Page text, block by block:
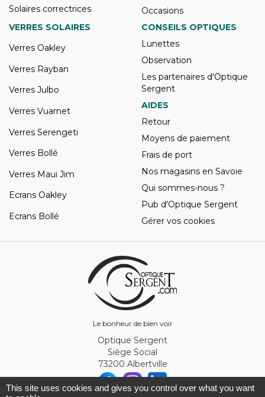
Le bonheur de bien voir
Solaires correctrices
Occasions
VERRES SOLAIRES
Verres Oakley
Verres Rayban
Verres Julbo
Verres Vuarnet
Verres Serengeti
Verres Bollé
Verres Maui Jim
Ecrans Oakley
Ecrans Bollé
CONSEILS OPTIQUES
Lunettes
Observation
Les partenaires d'Optique
Sergent
AIDES
Retour
Moyens de paiement
Frais de port
Nos magasins en Savoie
Qui sommes-nous ?
Pub d'Optique Sergent
Gérer vos cookies
Optique Sergent
Siège Social
73200 Albertville
This site uses cookies and gives you control over what you want